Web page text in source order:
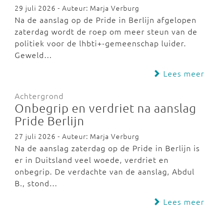
29 juli 2026 - Auteur: Marja Verburg
Na de aanslag op de Pride in Berlijn afgelopen
zaterdag wordt de roep om meer steun van de
politiek voor de lhbti+-gemeenschap luider.
Geweld…
Lees meer
Achtergrond
Onbegrip en verdriet na aanslag
Pride Berlijn
27 juli 2026 - Auteur: Marja Verburg
Na de aanslag zaterdag op de Pride in Berlijn is
er in Duitsland veel woede, verdriet en
onbegrip. De verdachte van de aanslag, Abdul
B., stond…
Lees meer